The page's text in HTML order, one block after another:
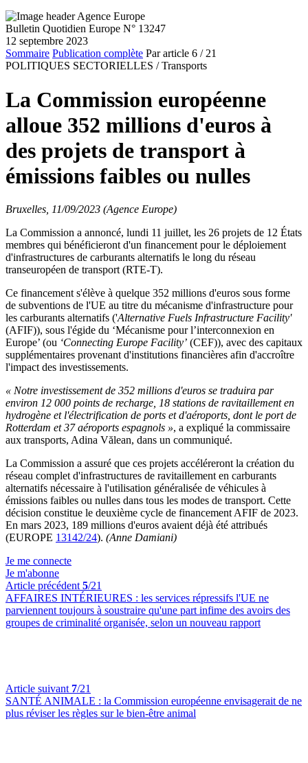
Bulletin Quotidien Europe N° 13247
12 septembre 2023
Sommaire Publication complète Par article 6 / 21
POLITIQUES SECTORIELLES / Transports
La Commission européenne
alloue 352 millions d'euros à
des projets de transport à
émissions faibles ou nulles
Bruxelles, 11/09/2023 (Agence Europe)
La Commission a annoncé, lundi 11 juillet, les 26 projets de 12 États
membres qui bénéficieront d'un financement pour le déploiement
d'infrastructures de carburants alternatifs le long du réseau
transeuropéen de transport (RTE-T).
Ce financement s'élève à quelque 352 millions d'euros sous forme
de subventions de l'UE au titre du mécanisme d'infrastructure pour
les carburants alternatifs ('Alternative Fuels Infrastructure Facility'
(AFIF)), sous l'égide du ‘Mécanisme pour l’interconnexion en
Europe’ (ou ‘Connecting Europe Facility’ (CEF)), avec des capitaux
supplémentaires provenant d'institutions financières afin d'accroître
l'impact des investissements.
« Notre investissement de 352 millions d'euros se traduira par
environ 12 000 points de recharge, 18 stations de ravitaillement en
hydrogène et l'électrification de ports et d'aéroports, dont le port de
Rotterdam et 37 aéroports espagnols », a expliqué la commissaire
aux transports, Adina Vălean, dans un communiqué.
La Commission a assuré que ces projets accéléreront la création du
réseau complet d'infrastructures de ravitaillement en carburants
alternatifs nécessaire à l'utilisation généralisée de véhicules à
émissions faibles ou nulles dans tous les modes de transport. Cette
décision constitue le deuxième cycle de financement AFIF de 2023.
En mars 2023, 189 millions d'euros avaient déjà été attribués
(EUROPE 13142/24). (Anne Damiani)
Je me connecte
Je m'abonne
Article précédent 5/21
AFFAIRES INTÉRIEURES : les services répressifs l'UE ne
parviennent toujours à soustraire qu'une part infime des avoirs des
groupes de criminalité organisée, selon un nouveau rapport
Article suivant 7/21
SANTÉ ANIMALE : la Commission européenne envisagerait de ne
plus réviser les règles sur le bien-être animal